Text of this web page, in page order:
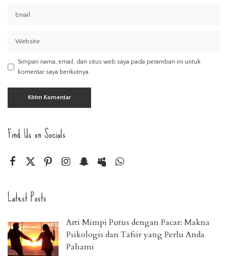
Simpan nama, email, dan situs web saya pada peramban ini untuk
komentar saya berikutnya.
Find Us on Socials
Latest Posts
Arti Mimpi Putus dengan Pacar: Makna
Psikologis dan Tafsir yang Perlu Anda
Pahami